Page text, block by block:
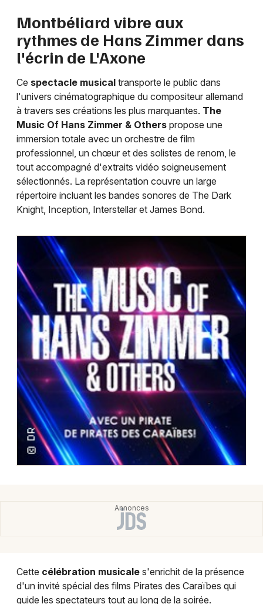
Actus à Montbéliard
Magazine à Montbéliard
25 - Doubs
Choisir mes départements
Mon email
Je m'abonne
Montbéliard vibre aux
rythmes de Hans Zimmer dans
l'écrin de L'Axone
Ce spectacle musical transporte le public dans
l'univers cinématographique du compositeur allemand
à travers ses créations les plus marquantes. The
Music Of Hans Zimmer & Others propose une
immersion totale avec un orchestre de film
professionnel, un chœur et des solistes de renom, le
tout accompagné d'extraits vidéo soigneusement
sélectionnés. La représentation couvre un large
répertoire incluant les bandes sonores de The Dark
Knight, Inception, Interstellar et James Bond.
Cette célébration musicale s'enrichit de la présence
d'un invité spécial des films Pirates des Caraïbes qui
guide les spectateurs tout au long de la soirée.